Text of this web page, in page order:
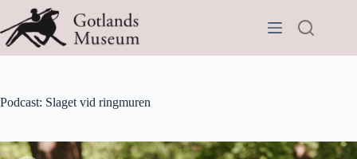
Hoppa
innehåll
Podcast: Slaget vid ringmuren